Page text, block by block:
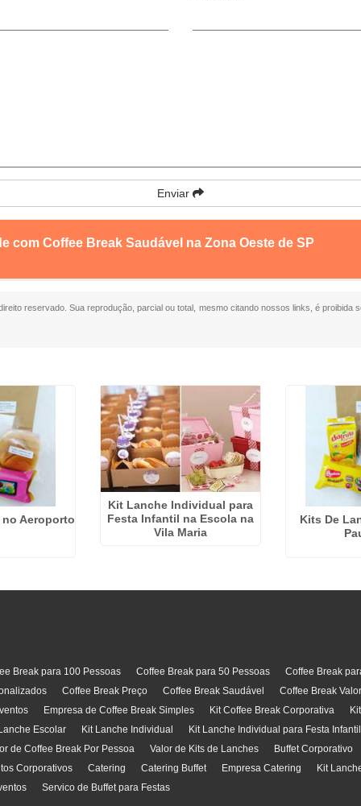
Enviar
com Coffee Break Saudável na Zona Oeste de SP
reservado. Sua reprodução, parcial ou total, mesmo citando nossos links, é proibida
Aeroporto
Kit Lanche Individual para
Festa Infantil na Escola na
Vila Maria
Kits De
Break para 100 Pessoas Coffee Break para 50 Pessoas
Coffee Break
Coffee Break Preço Coffee Break Saudável
Coffee Break Valor
Empresa de Coffee Break Simples Kit Coffee Break Corporativa
Escolar
Kit Lanche Individual
Kit Lanche Individual para Festa
de Coffee Break Por Pessoa
Valor de Kits de Lanches
Buffet Corporativo
Corporativos
Catering Catering Buffet Empresa Catering
Kit
Servico de Buffet para Festas